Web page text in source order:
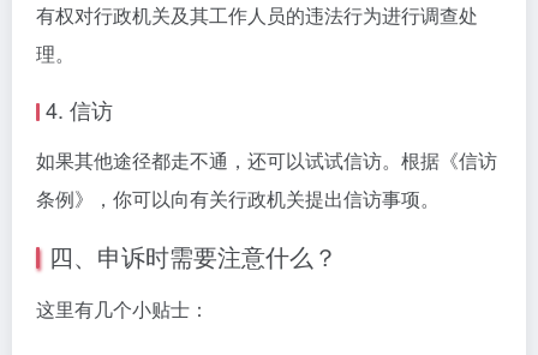
有权对行政机关及其工作人员的违法行为进行调查处
理。
4. 信访
如果其他途径都走不通，还可以试试信访。根据《信访
条例》，你可以向有关行政机关提出信访事项。
四、申诉时需要注意什么？
这里有几个小贴士：